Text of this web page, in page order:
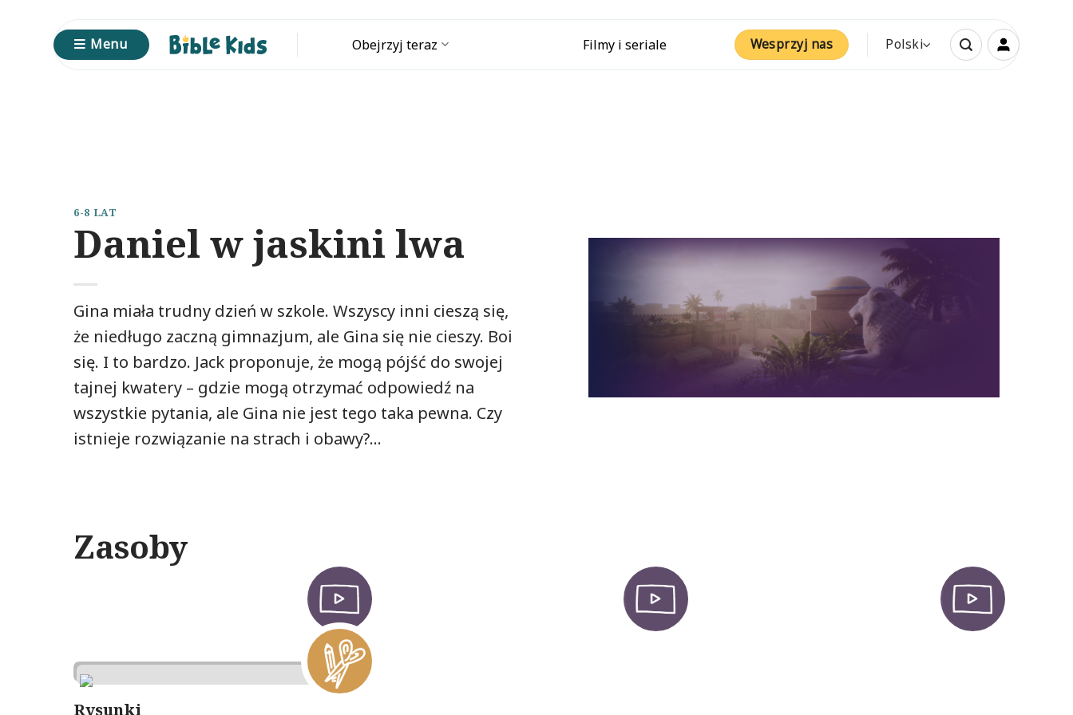
zawartości
Menu Obejrzyj teraz Filmy i seriale Wesprzyj nas Polski
6-8 LAT
Daniel w jaskini lwa
Gina miała trudny dzień w szkole. Wszyscy inni cieszą się,
że niedługo zaczną gimnazjum, ale Gina się nie cieszy. Boi
się. I to bardzo. Jack proponuje, że mogą pójść do swojej
tajnej kwatery – gdzie mogą otrzymać odpowiedź na
wszystkie pytania, ale Gina nie jest tego taka pewna. Czy
istnieje rozwiązanie na strach i obawy?…
Zasoby
Rysunki